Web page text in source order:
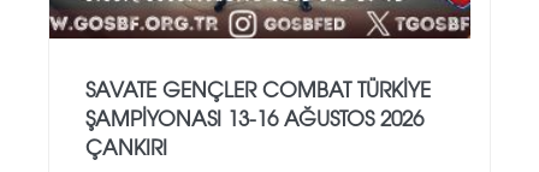
SAVATE GENÇLER COMBAT TÜRKİYE
ŞAMPİYONASI 13-16 AĞUSTOS 2026
ÇANKIRI